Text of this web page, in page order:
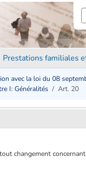
Prestations familiales
avec la loi du 08
I: Généralités Art. 20
changement